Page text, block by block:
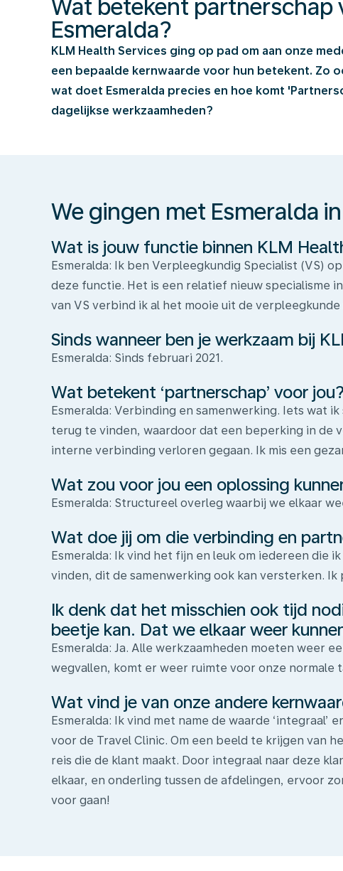
Wat betekent partnerschap
Esmeralda?
KLM Health Services ging op pad om aan onze
een bepaalde kernwaarde voor hun betekent. Zo
wat doet Esmeralda precies en hoe komt
dagelijkse werkzaamheden?
We
gesprek,
je
mee?
We gingen met Esmeralda
Wat is jouw functie binnen KLM
Esmeralda: Ik ben Verpleegkundig Specialist (VS)
deze functie. Het is een relatief nieuw specialisme
van VS verbind ik al het mooie uit de
Sinds wanneer ben je werkzaam bij
Esmeralda: Sinds februari 2021.
Wat betekent ‘partnerschap’ voor jou?
Esmeralda: Verbinding en samenwerking. Iets wat
terug te vinden, waardoor dat een beperking in de
interne verbinding verloren gegaan. Ik mis een
Wat zou voor jou een oplossing
Esmeralda: Structureel overleg waarbij we elkaar
Wat doe jij om die verbinding en
Esmeralda: Ik vind het fijn en leuk om iedereen die
vinden, dit de samenwerking ook kan versterken.
Ik denk dat het misschien ook tijd
beetje kan. Dat we elkaar weer
Esmeralda: Ja. Alle werkzaamheden moeten weer
wegvallen, komt er weer ruimte voor onze normale
Wat vind je van onze andere
Esmeralda: Ik vind met name de waarde
voor de Travel Clinic. Om een beeld te krijgen van
reis die de klant maakt. Door integraal naar deze
elkaar, en onderling tussen de afdelingen, ervoor
voor gaan!
Meer